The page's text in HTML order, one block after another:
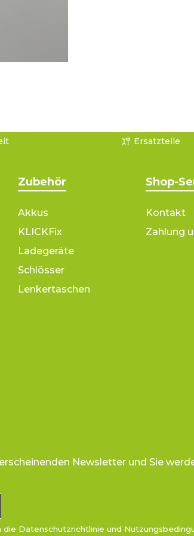
Ersatzteile
Zubehör
Akkus
KLICKFix
Ladegeräte
Schlösser
Lenkertaschen
Shop-
Kontakt
Zahlung
Newsletter und Sie
die Datenschutzrichtlinie und